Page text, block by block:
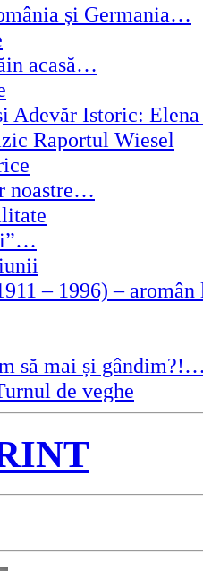
și Germania…
acasă…
Adevăr Istoric:
Raportul Wiesel
noastre…
– 1996) –
să mai și
de veghe